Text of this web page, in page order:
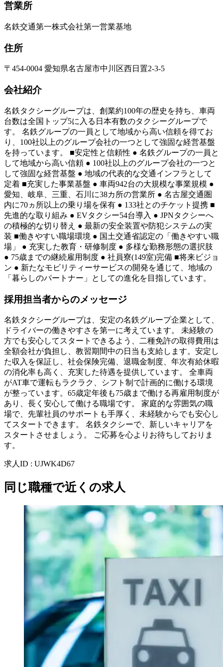
営業所
名鉄交通第一株式会社第一営業基地
住所
〒454-0004 愛知県名古屋市中川区西日置2-3-5
会社紹介
名鉄タクシーグループは、創業約100年の歴史を持ち、車両
台数は全国トップ5に入る日本有数のタクシーグループで
す。 名鉄グループの一員として地域から高い信頼を得てお
り、100社以上のグループ会社の一つとして強固な経営基盤
を持っています。 ■安定性と信頼性 ● 名鉄グループの一員と
して地域から高い信頼 ● 100社以上のグループ会社の一つと
して強固な経営基盤 ● 地域の代表的な交通インフラとして
定着 ■充実した事業基盤 ● 車両942台の大規模な事業規模 ●
愛知、岐阜、三重、石川に38カ所の営業所 ● 名古屋交通圏
内に70ヵ所以上の乗り場を保有 ● 133社とのチケット提携 ■
先進的な取り組み ● EVタクシー54台導入 ● JPNタクシーへ
の積極的な切り替え ● 最新の安全装置や防犯システムの実
装 ■働きやすい職場環境 ● 国土交通省認定の「働きやすい職
場」 ● 充実した教育・研修制度 ● 多様な勤務形態の選択肢
● 75歳までの継続雇用制度 ● 社員寮(149室)完備 ■将来ビジョ
ン ● 新たなモビリティーサービスの開発を通じて、地域の
「暮らしのパートナー」としての進化を目指しています。
採用担当者からのメッセージ
名鉄タクシーグループは、安定の名鉄グループ企業として、
ドライバーの働きやすさを第一に考えています。 未経験の
方でも安心してスタートできるよう、二種免許の取得費用は
全額会社が負担し、教習期間中の日当も支給します。安定し
た収入を保証し、社会保険完備、退職金制度、年次有給休暇
の消化率も高く、充実した待遇を提供しています。 全車両
がAT車で運転もラクラク、シフト制で計画的に働ける環境
が整っています。65歳定年後も75歳まで働ける再雇用制度が
あり、長く安心して働ける職場です。 家庭的な雰囲気の職
場で、先輩社員のサポートも手厚く、未経験からでも安心し
てスタートできます。 名鉄タクシーで、新しいキャリアを
スタートさせましょう。 ご応募を心よりお待ちしておりま
す。
求人ID : UJWK4D67
同じ職種で近くの求人